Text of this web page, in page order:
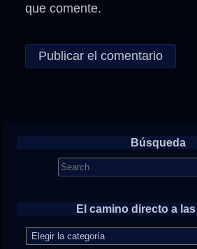
que comente.
Búsqueda
Search
for:
El camino directo a
camino